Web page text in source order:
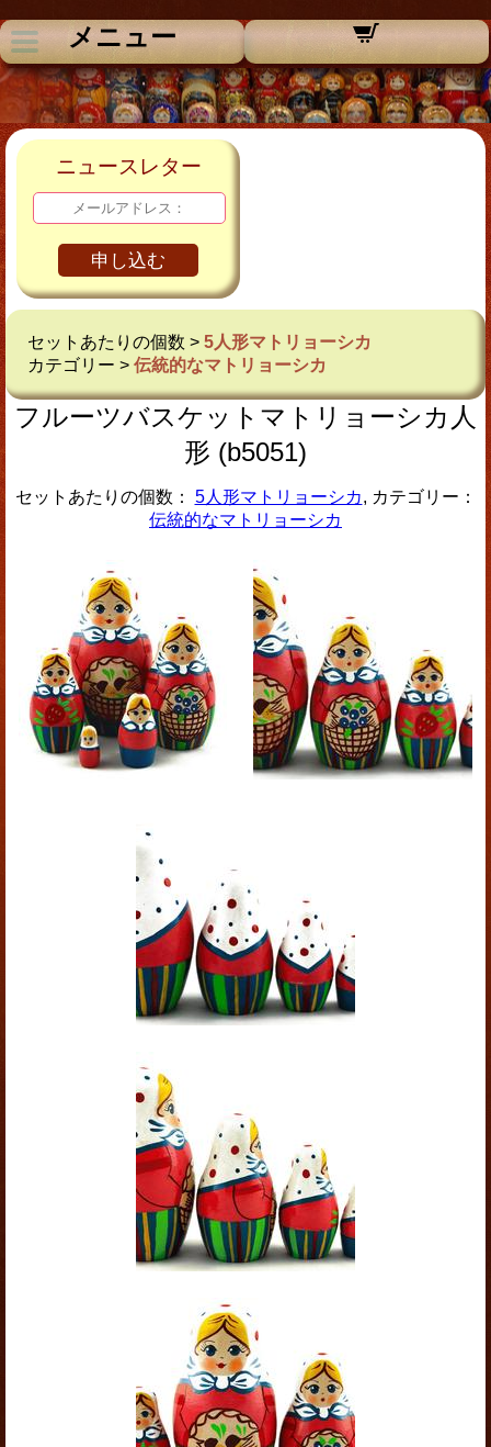
メニュー
ニュースレター
申し込む
セットあたりの個数 > 5人形マトリョーシカ
カテゴリー > 伝統的なマトリョーシカ
フルーツバスケットマトリョーシカ人
形 (b5051)
セットあたりの個数： 5人形マトリョーシカ, カテゴリー：
伝統的なマトリョーシカ